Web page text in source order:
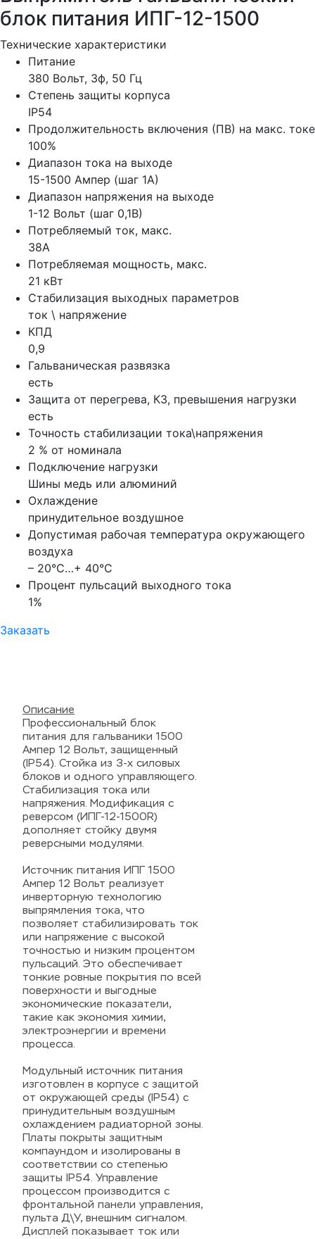
блок питания ИПГ-12-1500
Технические характеристики
Питание
380 Вольт, 3ф, 50 Гц
Степень защиты корпуса
IP54
Продолжительность включения (ПВ) на макс. токе
100%
Диапазон тока на выходе
15-1500 Ампер (шаг 1А)
Диапазон напряжения на выходе
1-12 Вольт (шаг 0,1В)
Потребляемый ток, макс.
38А
Потребляемая мощность, макс.
21 кВт
Стабилизация выходных параметров
ток \ напряжение
КПД
0,9
Гальваническая развязка
есть
Защита от перегрева, КЗ, превышения нагрузки
есть
Точность стабилизации тока\напряжения
2 % от номинала
Подключение нагрузки
Шины медь или алюминий
Охлаждение
принудительное воздушное
Допустимая рабочая температура окружающего
воздуха
– 20°С…+ 40°С
Процент пульсаций выходного тока
1%
Заказать
Описание
Профессиональный блок
питания для гальваники 1500
Ампер 12 Вольт, защищенный
(IP54). Стойка из 3-х силовых
блоков и одного управляющего.
Стабилизация тока или
напряжения. Модификация с
реверсом (ИПГ-12-1500R)
дополняет стойку двумя
реверсными модулями.
Источник питания ИПГ 1500
Ампер 12 Вольт реализует
инверторную технологию
выпрямления тока, что
позволяет стабилизировать ток
или напряжение с высокой
точностью и низким процентом
пульсаций. Это обеспечивает
тонкие ровные покрытия по всей
поверхности и выгодные
экономические показатели,
такие как экономия химии,
электроэнергии и времени
процесса.
Модульный источник питания
изготовлен в корпусе с защитой
от окружающей среды (IP54) с
принудительным воздушным
охлаждением радиаторной зоны.
Платы покрыты защитным
компаундом и изолированы в
соответствии со степенью
защиты IP54. Управление
процессом производится с
фронтальной панели управления,
пульта Д\У, внешним сигналом.
Дисплей показывает ток или